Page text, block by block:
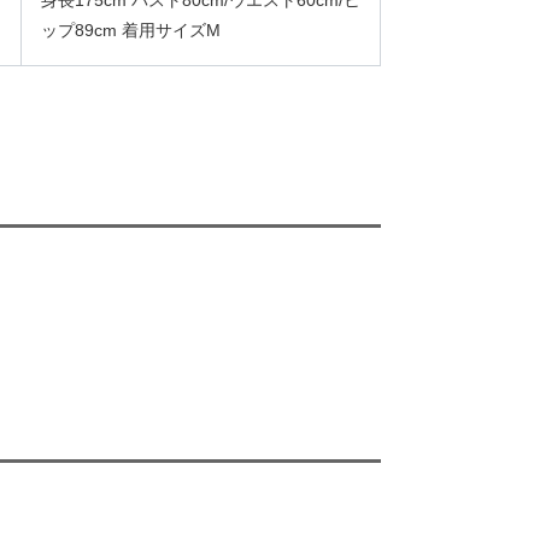
ップ89cm 着用サイズM